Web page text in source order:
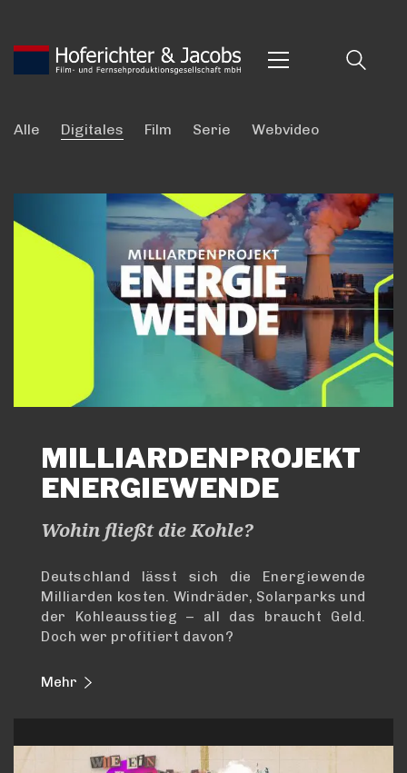
Alle Digitales Film Serie Webvideo
MILLIARDENPROJEKT
ENERGIEWENDE
Wohin fließt die Kohle?
Deutschland lässt sich die Energiewende
Milliarden kosten. Windräder, Solarparks und
der Kohleausstieg – all das braucht Geld.
Doch wer profitiert davon?
Mehr